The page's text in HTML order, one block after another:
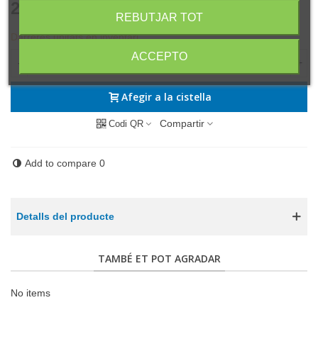
Darreres unitats en inventari
- +
Afegir a la cistella
Codi QR Compartir
Add to compare 0
Detalls del producte
TAMBÉ ET POT AGRADAR
No items
REBUTJAR TOT
ACCEPTO